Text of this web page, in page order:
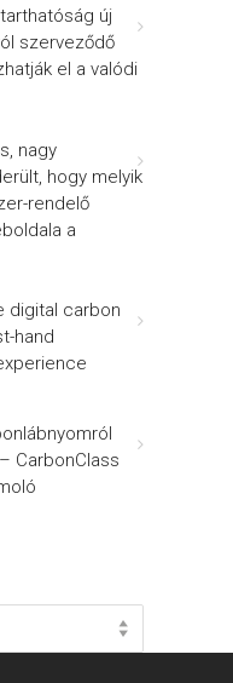
új
szerveződő
el a valódi
nagy
hogy melyik
rendelő
a
digital carbon
hand
CarbonClass